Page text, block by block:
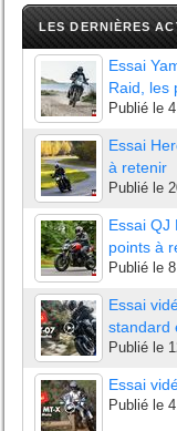
LES DERNIÈRES
Essai
Raid, les
Publié le
Essai
à retenir
Publié le
Essai QJ
points à
Publié le
Essai
standard
Publié le
Essai
Publié le